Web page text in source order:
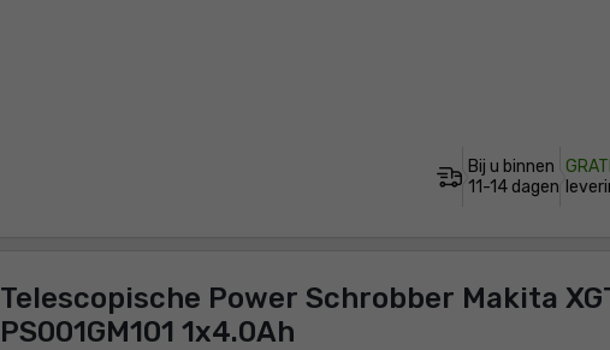
Bij u binnen
11-14 dagen
Telescopische Power Schrobber Makita
PS001GM101 1x4.0Ah